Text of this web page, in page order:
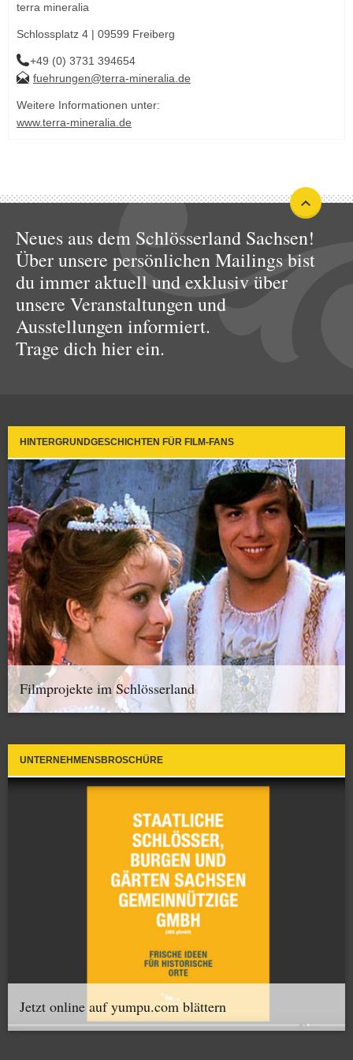
terra mineralia
Schlossplatz 4 | 09599 Freiberg
+49 (0) 3731 394654
fuehrungen@terra-mineralia.de
Weitere Informationen unter:
www.terra-mineralia.de
Neues aus dem Schlösserland Sachsen!
Über unsere persönlichen Mailings bist
du immer aktuell und exklusiv über
unsere Veranstaltungen und
Ausstellungen informiert.
Trage dich hier ein.
HINTERGRUNDGESCHICHTEN FÜR FILM-FANS
Filmprojekte im Schlösserland
UNTERNEHMENSBROSCHÜRE
Jetzt online auf yumpu.com blättern